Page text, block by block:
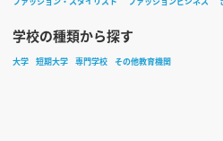
学校の種類から探す
大学 短期大学 専門学校 その他教育機関